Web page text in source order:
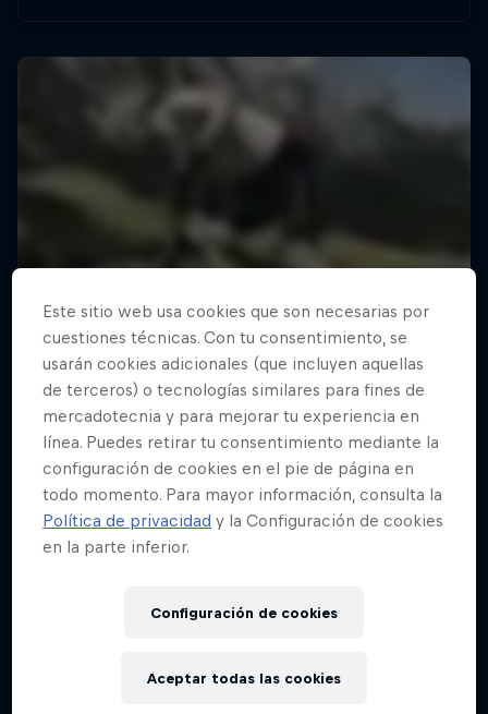
Este sitio web usa cookies que son necesarias por
cuestiones técnicas. Con tu consentimiento, se
usarán cookies adicionales (que incluyen aquellas
de terceros) o tecnologías similares para fines de
mercadotecnia y para mejorar tu experiencia en
línea. Puedes retirar tu consentimiento mediante la
configuración de cookies en el pie de página en
todo momento. Para mayor información, consulta la
Política de privacidad y la Configuración de cookies
en la parte inferior.
Configuración de cookies
Aceptar todas las cookies